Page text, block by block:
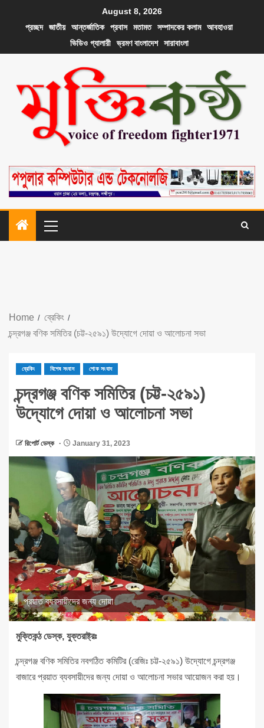
August 8, 2026
প্রচ্ছদ
জাতীয় আন্তর্জাতিক প্রবাস মতামত সম্পাদকের কলাম
আবহাওয়া
ভিডিও গ্যালারী
ভ্রমণ বাংলাদেশ সারাবাংলা
Home
ব্রেকিং
চন্দ্রগঞ্জ বণিক সমিতির (চট্ট-২৫৯১) উদ্যোগে দোয়া ও আলোচনা সভা
ব্রেকিং বিশেষ সংবাদ শোক সংবাদ
চন্দ্রগঞ্জ বণিক সমিতির (চট্ট-২৫৯১)
উদ্যোগে দোয়া ও আলোচনা সভা
রিপোর্ট ডেস্ক January 31, 2023
প্রয়াত ব্যবসায়ীদের জন্য দোয়া
মুক্তিকন্ঠ ডেস্ক, যুক্তরাষ্ট্রঃ
চন্দ্রগঞ্জ বণিক সমিতির নবগঠিত কমিটির (রেজিঃ চট্ট-২৫৯১) উদ্যোগে চন্দ্রগঞ্জ
বাজারে প্রয়াত ব্যবসায়ীদের জন্য দোয়া ও আলোচনা সভার আয়োজন করা হয়।